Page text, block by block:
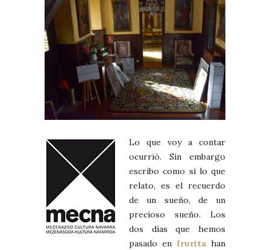
Lo que voy a contar
ocurrió. Sin embargo
escribo como si lo que
relato, es el recuerdo
de un sueño, de un
precioso sueño. Los
dos días que hemos
pasado en Irurita han